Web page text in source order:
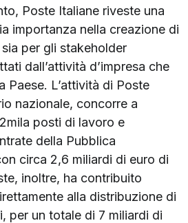
Poste Italiane riveste una
importanza nella creazione di
per gli stakeholder
dall’attività d’impresa che
Paese. L’attività di Poste
nazionale, concorre a
posti di lavoro e
della Pubblica
circa 2,6 miliardi di euro di
inoltre, ha contribuito
alla distribuzione di
per un totale di 7 miliardi di